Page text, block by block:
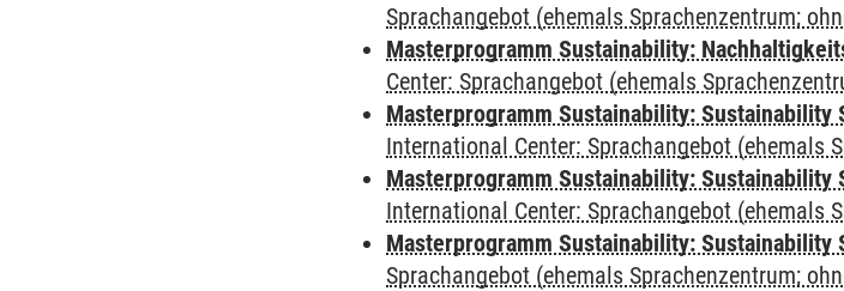
Sprachangebot (ehemals Sprachenzentrum;
Masterprogramm Sustainability:
Center: Sprachangebot (ehemals
Masterprogramm Sustainability:
International Center: Sprachangebot (ehemals
Masterprogramm Sustainability:
International Center: Sprachangebot (ehemals
Masterprogramm Sustainability: Sustainability
Sprachangebot (ehemals Sprachenzentrum;